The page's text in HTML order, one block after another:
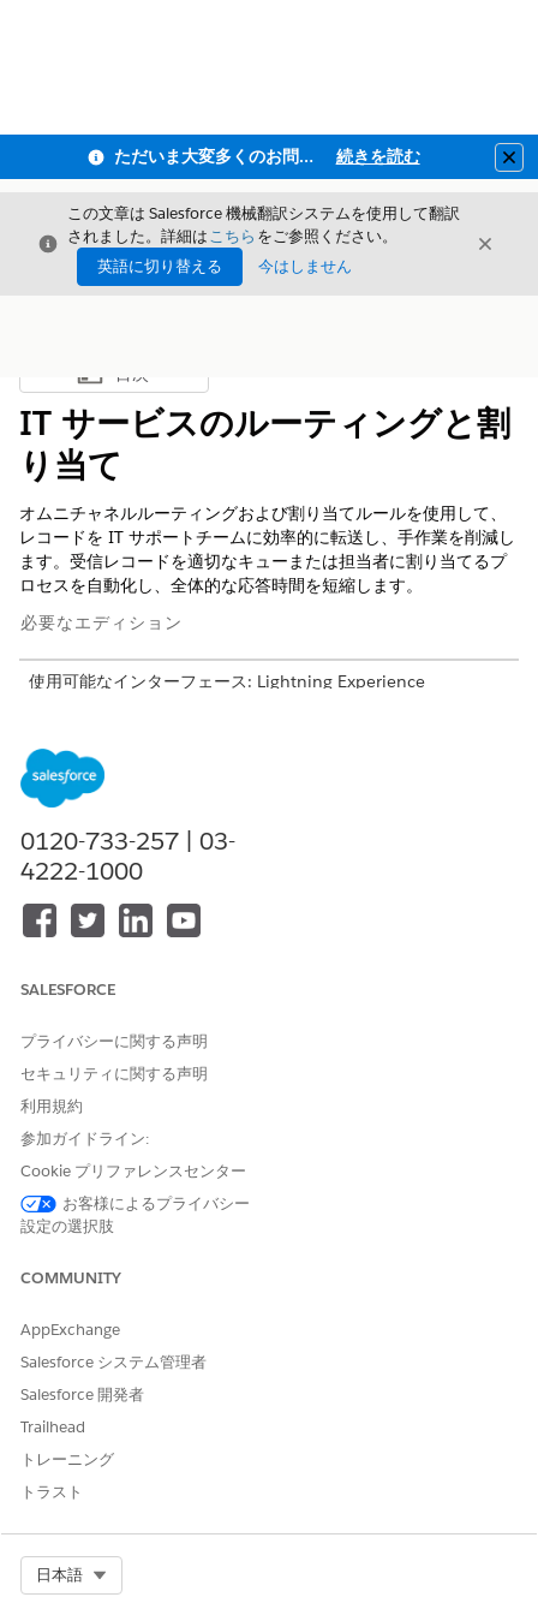
ただいま大変多くのお問い合わせをいただいており、ご連絡までにお時間を頂戴しております 続きを読む
閉じる
この文章は Salesforce 機械翻訳システムを使用して翻訳
されました。詳細はこちら をご参照ください。
英語に切り替える
今はしません
閉じる
目次を表示
目次
IT サービスのルーティングと割
り当て
オムニチャネルルーティングおよび割り当てルールを使用して、
レコードを IT サポートチームに効率的に転送し、手作業を削減し
ます。受信レコードを適切なキューまたは担当者に割り当てるプ
ロセスを自動化し、全体的な応答時間を短縮します。
必要なエディション
使用可能なインターフェース: Lightning Experience
Enterprise
Edition。
作業の割り当ての自動化
割り当てルールとオムニチャネルルーティングを組み合わせ
エージェントに転送される方法を把握します。
割り当てルールを使用して、インシデント、問題、変更要求、
的に転送し、手動による割り当てを減らします。ルールベース
の割り当てでは、レコードの属性を使用して定義済みの条件に
対して評価し、受信した要求をユーザーまたはキューに転送し
ます。
IT サービスのオムニチャネルルーティング
受信したすべての IT 作業項目 (インシデント、問題、変更要
求など) を最適なサービス担当者に自動配分します。オムニチ
ャネルルーティングにより、メール、チャット、電話、セルフ
業負荷、専門スキルに基づいて適切な IT 担当者に転送される
ることができます。
0120-733-257 | 03-
4222-1000
SALESFORCE
プライバシーに関する声明
セキュリティに関する声明
利用規約
参加ガイドライン:
Cookie プリファレンスセンター
お客様によるプライバシー
設定の選択肢
COMMUNITY
AppExchange
Salesforce システム管理者
Salesforce 開発者
Trailhead
トレーニング
トラスト
日本語